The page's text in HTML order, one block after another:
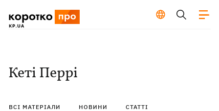
Кеті Перрі
ВСІ МАТЕРІАЛИ НОВИНИ СТАТТІ